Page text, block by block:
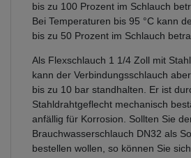
bis zu 100 Prozent im Schlauch
Bei Temperaturen bis 95 °C kann
bis zu 50 Prozent im Schlauch
Als Flexschlauch 1 1/4 Zoll mit
kann der Verbindungsschlauch
bis zu 10 bar standhalten. Er ist
Stahldrahtgeflecht mechanisch
anfällig für Korrosion. Sollten Sie
Brauchwasserschlauch DN32 als
bestellen wollen, so können Sie